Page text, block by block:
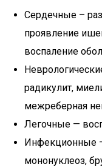
Сердечные –
проявление
воспаление
радикулит,
межреберная
Легочные —
Инфекционные
мононуклеоз,